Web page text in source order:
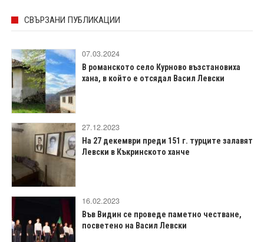
СВЪРЗАНИ ПУБЛИКАЦИИ
07.03.2024
В романското село Курново възстановиха
хана, в който е отсядал Васил Левски
27.12.2023
На 27 декември преди 151 г. турците залавят
Левски в Къкринското ханче
16.02.2023
Във Видин се проведе паметно честване,
посветено на Васил Левски